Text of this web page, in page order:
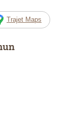
Trajet Maps